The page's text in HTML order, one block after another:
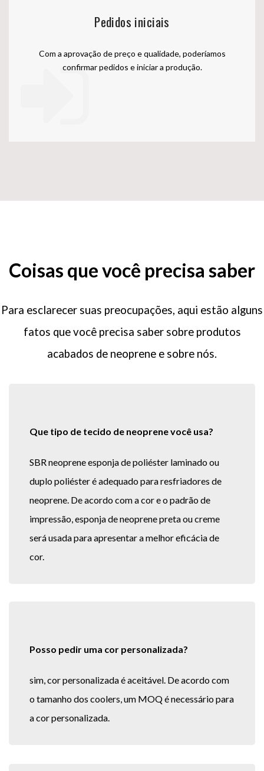
Pedidos iniciais
Com a aprovação de preço e qualidade, poderíamos
confirmar pedidos e iniciar a produção.
Coisas que você precisa saber
Para esclarecer suas preocupações, aqui estão alguns
fatos que você precisa saber sobre produtos
acabados de neoprene e sobre nós.
Que tipo de tecido de neoprene você usa?
SBR neoprene esponja de poliéster laminado ou
duplo poliéster é adequado para resfriadores de
neoprene. De acordo com a cor e o padrão de
impressão, esponja de neoprene preta ou creme
será usada para apresentar a melhor eficácia de
cor.
Posso pedir uma cor personalizada?
sim, cor personalizada é aceitável. De acordo com
o tamanho dos coolers, um MOQ é necessário para
a cor personalizada.